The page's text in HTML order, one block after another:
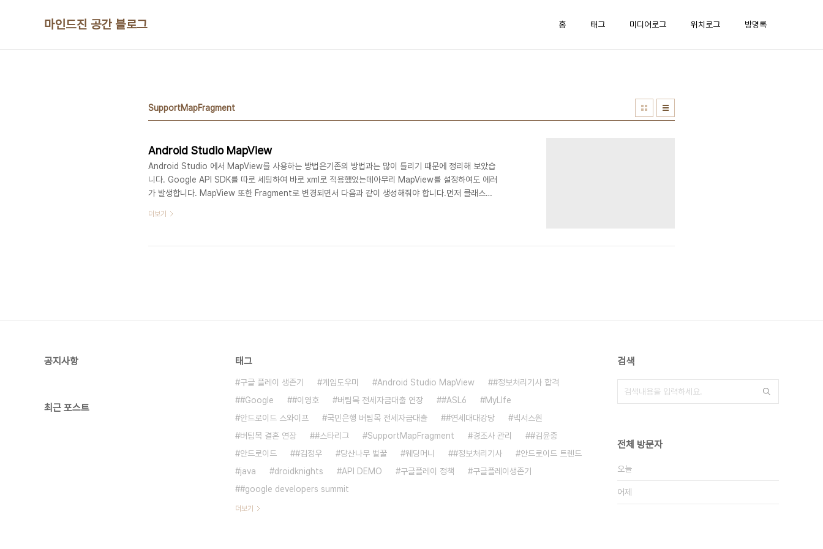
마인드진 공간 블로그 홈 태그 미디어로그 위치로그 방명록
SupportMapFragment
Android Studio MapView
Android Studio 에서 MapView를 사용하는 방법은기존의 방법과는 많이 틀리기 때문에 정리해 보았습
니다. Google API SDK를 따로 세팅하여 바로 xml로 적용했었는데아무리 MapView를 설정하여도 에러
가 발생합니다. MapView 또한 Fragment로 변경되면서 다음과 같이 생성해줘야 합니다.먼저 클래스를
서 + 버튼을 눌러 라이브러리를 추가 시켜주는데com.google.android.gms:play-services:6.5.87 를
른 아니죠 ㅎㅎ 기존에..
더보기
공지사항
최근 포스트
태그
구글 플레이 생존기 게임도우미 Android Studio MapView
#정보처리기사 합격
#Google
#이영호 버팀목 전세자금대출 연장 #ASL6
MyLIfe
안드로이드 스와이프
국민은행 버팀목 전세자금대출 #연세대대강당
넥서스원
버팀목 결혼 연장
#스타리그 SupportMapFragment 경조사 관리
#김윤중
안드로이드
#김정우 당산나무 벌꿀 웨딩머니 #정보처리기사
안드로이드 트렌드
java
droidknights API DEMO 구글플레이 정책
구글플레이생존기
#google developers summit
더보기
검색
전체 방문자
오늘
어제